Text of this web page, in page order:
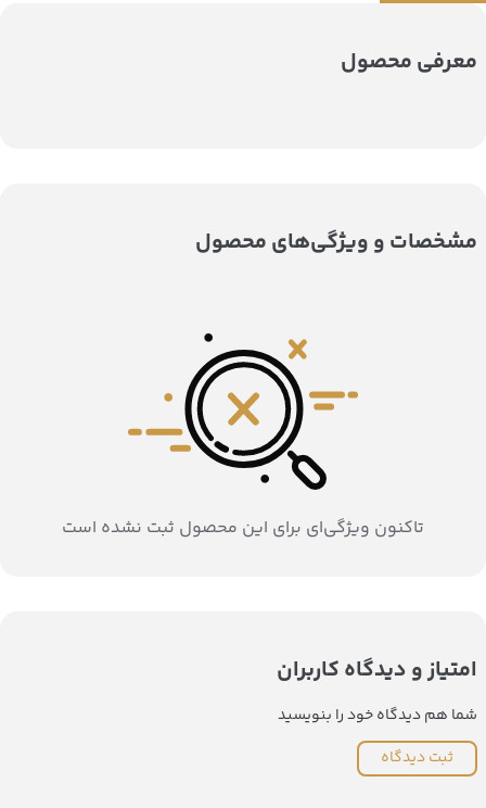
معرفی محصول
مشخصات و ویژگی‌های محصول
تاکنون ویژگی‌ای برای این محصول ثبت نشده است
امتیاز و دیدگاه کاربران
شما هم دیدگاه خود را بنویسید
ثبت دیدگاه